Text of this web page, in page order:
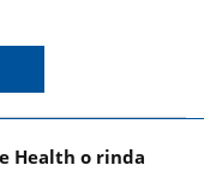
Health o rinda